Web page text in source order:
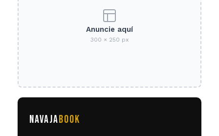
Anuncie aquí
300 × 250 px
NAVAJABOOK